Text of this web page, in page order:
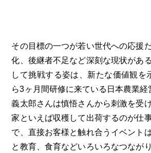
その目標の一つが若い世代への応援
化、後継者不足など深刻な現状があ
して挑戦する姿は、新たな価値観を
ら3ヶ月間研修に来ている日本農業
義太郎さんは慎悟さんから刺激を受
家といえば収穫して出荷するのが仕
で、直接お客様と触れ合うイベント
と教育、食育などいろいろなつなが